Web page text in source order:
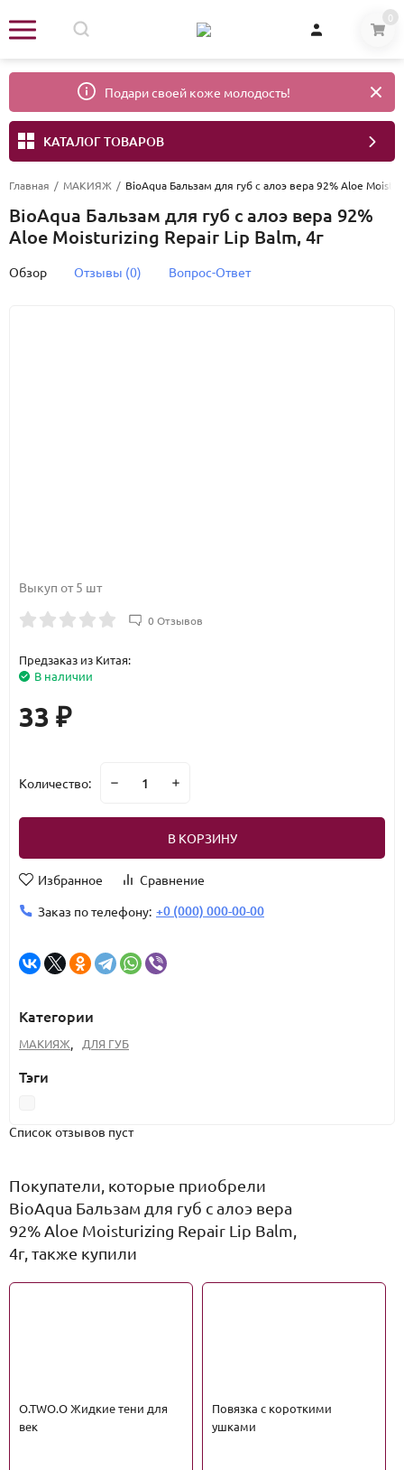
0
Подари своей коже молодость!
КАТАЛОГ ТОВАРОВ
Главная / МАКИЯЖ / BioAqua Бальзам для губ с алоэ вера 92% Aloe
BioAqua Бальзам для губ с алоэ вера 92%
Aloe Moisturizing Repair Lip Balm, 4г
Обзор Отзывы (0) Вопрос-Ответ
Выкуп от 5 шт
0 Отзывов
Предзаказ из Китая:
В наличии
33 ₽
Количество:
В КОРЗИНУ
Избранное
Сравнение
Заказ по телефону: +0 (000) 000-00-00
Категории
МАКИЯЖ, ДЛЯ ГУБ
Тэги
Список отзывов пуст
Покупатели, которые приобрели
BioAqua Бальзам для губ с алоэ вера
92% Aloe Moisturizing Repair Lip Balm,
4г, также купили
O.TWO.O Жидкие тени для
век
Повязка с короткими
ушками